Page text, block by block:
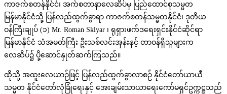
ကာဇက်စတန်နိုင်ငံ၊ အက်စတာနာလေဆိပ်မှ ပြည်ထောင်စုသမ္မတ
မြန်မာနိုင်ငံသို့ ပြန်လည်ထွက်ခွာရာ ကာဇက်စတန်သမ္မတနိုင်ငံ၊ ဒုတိယ
ဝန်ကြီးချုပ် (၁) Mr. Roman Sklyar ၊ ရုရှားဖက်ဒရေးရှင်းနိုင်ငံဆိုင်ရာ
မြန်မာနိုင်ငံ သံအမတ်ကြီး ဦးသစ်လင်းအုန်းနှင့် တာဝန်ရှိသူများက
လေဆိပ်၌ ပို့ဆောင်နှုတ်ဆက်ကြသည်။
ထိုသို့ အထူးလေယာဉ်ဖြင့် ပြန်လည်ထွက်ခွာလာစဉ် နိုင်ငံတော်ယာယီ
သမ္မတ နိုင်ငံတော်လုံခြုံရေးနှင့် အေးချမ်းသာယာရေးကော်မရှင်ဥက္ကဋ္ဌသည်